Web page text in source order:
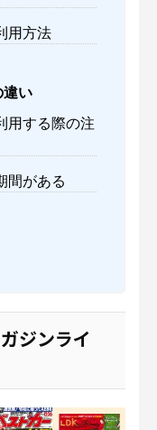
用方法
違い
用する際の注
間がある
ジンライ